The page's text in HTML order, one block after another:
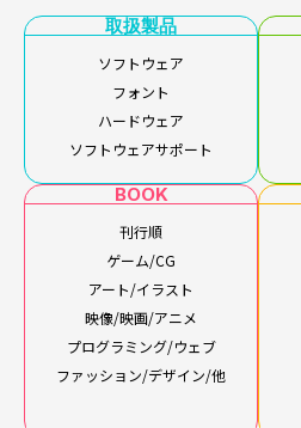
取扱製品
ソフトウェア
フォント
ハードウェア
ソフトウェアサポート
BOOK
刊行順
ゲーム/CG
アート/イラスト
映像/映画/アニメ
プログラミング/ウェブ
ファッション/デザイン/他